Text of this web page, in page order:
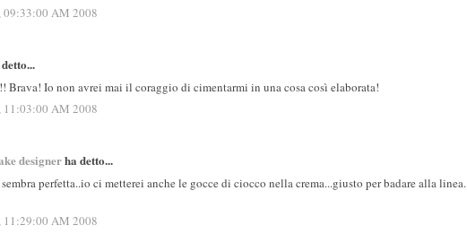
09:33:00 AM 2008
Brava! Io non avrei mai il coraggio di cimentarmi in una cosa così elaborata!
11:03:00 AM 2008
designerha detto...
perfetta..io ci metterei anche le gocce di ciocco nella crema...giusto per badare alla linea.
11:29:00 AM 2008